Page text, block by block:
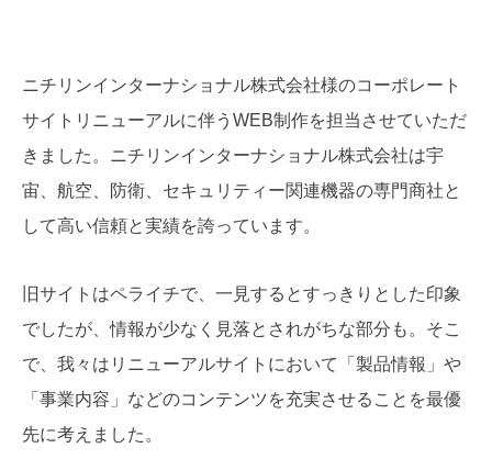
ニチリンインターナショナル株式会社様のコーポレート
サイトリニューアルに伴うWEB制作を担当させていただ
きました。ニチリンインターナショナル株式会社は宇
宙、航空、防衛、セキュリティー関連機器の専門商社と
して高い信頼と実績を誇っています。
旧サイトはペライチで、一見するとすっきりとした印象
でしたが、情報が少なく見落とされがちな部分も。そこ
で、我々はリニューアルサイトにおいて「製品情報」や
「事業内容」などのコンテンツを充実させることを最優
先に考えました。